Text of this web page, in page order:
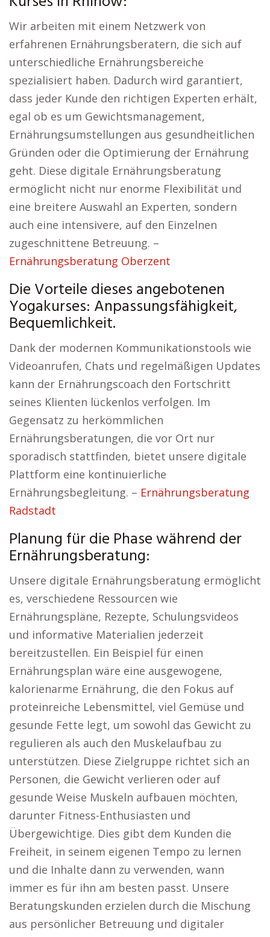
Wir arbeiten mit einem Netzwerk von
erfahrenen Ernährungsberatern, die sich auf
unterschiedliche Ernährungsbereiche
spezialisiert haben. Dadurch wird garantiert,
dass jeder Kunde den richtigen Experten erhält,
egal ob es um Gewichtsmanagement,
Ernährungsumstellungen aus gesundheitlichen
Gründen oder die Optimierung der Ernährung
geht. Diese digitale Ernährungsberatung
ermöglicht nicht nur enorme Flexibilität und
eine breitere Auswahl an Experten, sondern
auch eine intensivere, auf den Einzelnen
zugeschnittene Betreuung. –
Ernährungsberatung Oberzent
Die Vorteile dieses angebotenen
Yogakurses: Anpassungsfähigkeit,
Bequemlichkeit.
Dank der modernen Kommunikationstools wie
Videoanrufen, Chats und regelmäßigen Updates
kann der Ernährungscoach den Fortschritt
seines Klienten lückenlos verfolgen. Im
Gegensatz zu herkömmlichen
Ernährungsberatungen, die vor Ort nur
sporadisch stattfinden, bietet unsere digitale
Plattform eine kontinuierliche
Ernährungsbegleitung. – Ernährungsberatung
Radstadt
Planung für die Phase während der
Ernährungsberatung:
Unsere digitale Ernährungsberatung ermöglicht
es, verschiedene Ressourcen wie
Ernährungspläne, Rezepte, Schulungsvideos
und informative Materialien jederzeit
bereitzustellen. Ein Beispiel für einen
Ernährungsplan wäre eine ausgewogene,
kalorienarme Ernährung, die den Fokus auf
proteinreiche Lebensmittel, viel Gemüse und
gesunde Fette legt, um sowohl das Gewicht zu
regulieren als auch den Muskelaufbau zu
unterstützen. Diese Zielgruppe richtet sich an
Personen, die Gewicht verlieren oder auf
gesunde Weise Muskeln aufbauen möchten,
darunter Fitness-Enthusiasten und
Übergewichtige. Dies gibt dem Kunden die
Freiheit, in seinem eigenen Tempo zu lernen
und die Inhalte dann zu verwenden, wann
immer es für ihn am besten passt. Unsere
Beratungskunden erzielen durch die Mischung
aus persönlicher Betreuung und digitaler